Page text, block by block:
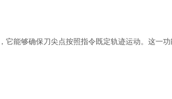
能够确保刀尖点按照指令既定轨迹运动。这一